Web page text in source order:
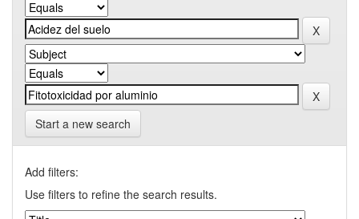
Start a new search
Add filters:
Use filters to refine the search results.